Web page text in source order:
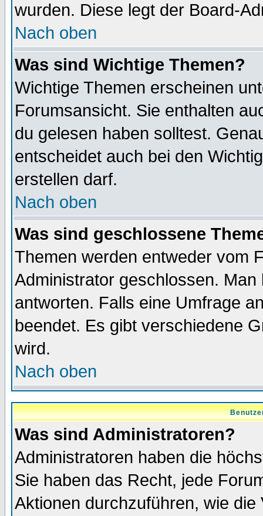
wurden. Diese legt der Board-
Nach oben
Was sind Wichtige Themen?
Wichtige Themen erscheinen
Forumsansicht. Sie enthalten
du gelesen haben solltest.
entscheidet auch bei den
erstellen darf.
Nach oben
Was sind geschlossene
Themen werden entweder vom
Administrator geschlossen.
antworten. Falls eine Umfrage
beendet. Es gibt verschiedene
wird.
Nach oben
Was sind Administratoren?
Administratoren haben die
Sie haben das Recht, jede
Aktionen durchzuführen, wie